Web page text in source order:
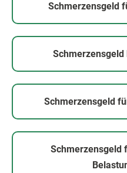
Schmerzensgeld
Schmerzensgeld
Schmerzensgeld